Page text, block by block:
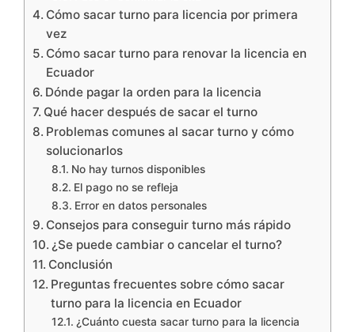
Cómo sacar turno para licencia por primera
vez
Cómo sacar turno para renovar la licencia en
Ecuador
Dónde pagar la orden para la licencia
Qué hacer después de sacar el turno
Problemas comunes al sacar turno y cómo
solucionarlos
No hay turnos disponibles
El pago no se refleja
Error en datos personales
Consejos para conseguir turno más rápido
¿Se puede cambiar o cancelar el turno?
Conclusión
Preguntas frecuentes sobre cómo sacar
turno para la licencia en Ecuador
¿Cuánto cuesta sacar turno para la licencia